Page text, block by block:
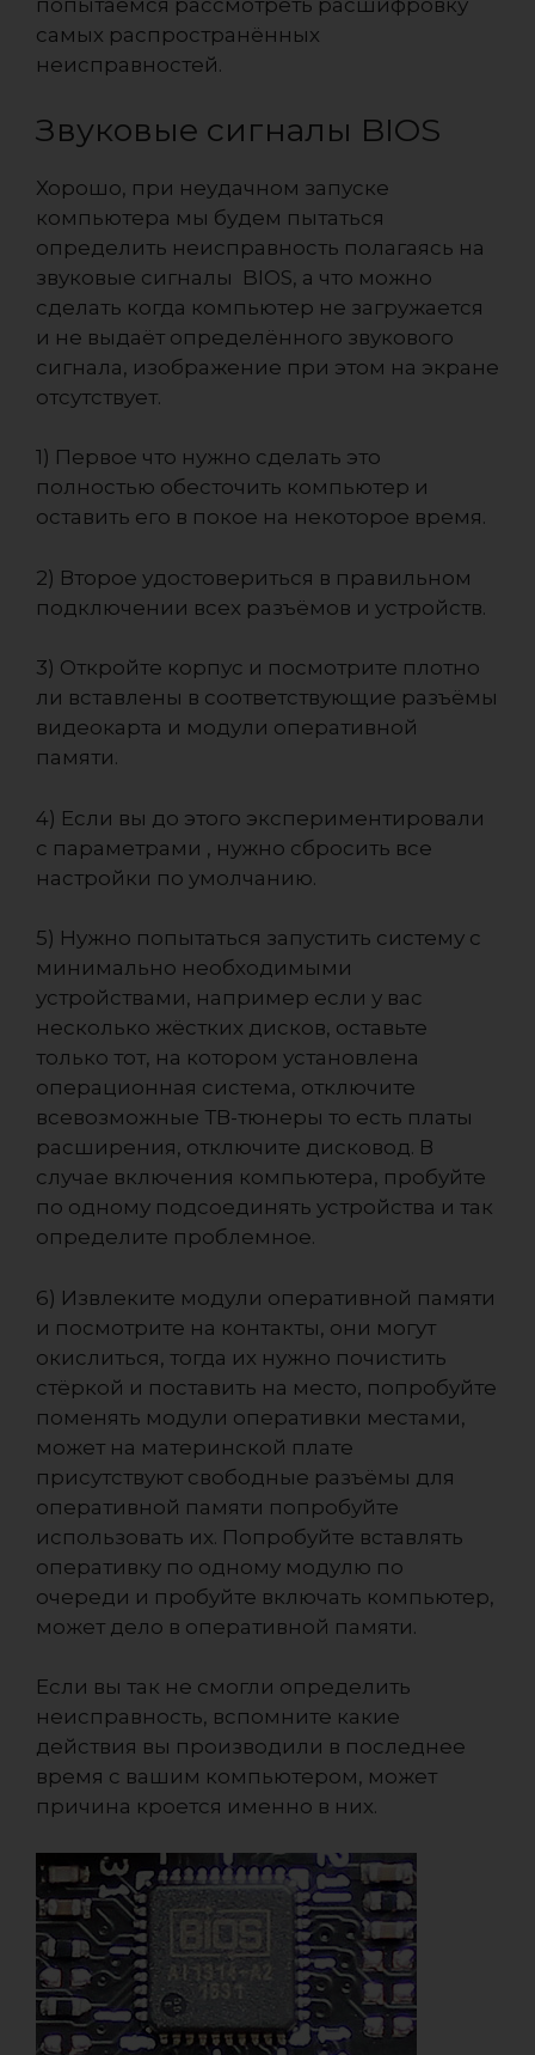
попытаемся рассмотреть расшифровку
самых распространённых
неисправностей.
Звуковые сигналы BIOS
Хорошо, при неудачном запуске
компьютера мы будем пытаться
определить неисправность полагаясь на
звуковые сигналы BIOS, а что можно
сделать когда компьютер не загружается
и не выдаёт определённого звукового
сигнала, изображение при этом на экране
отсутствует.
1) Первое что нужно сделать это
полностью обесточить компьютер и
оставить его в покое на некоторое время.
2) Второе удостовериться в правильном
подключении всех разъёмов и устройств.
3) Откройте корпус и посмотрите плотно
ли вставлены в соответствующие разъёмы
видеокарта и модули оперативной
памяти.
4) Если вы до этого экспериментировали
с параметрами , нужно сбросить все
настройки по умолчанию.
5) Нужно попытаться запустить систему с
минимально необходимыми
устройствами, например если у вас
несколько жёстких дисков, оставьте
только тот, на котором установлена
операционная система, отключите
всевозможные ТВ-тюнеры то есть платы
расширения, отключите дисковод. В
случае включения компьютера, пробуйте
по одному подсоединять устройства и так
определите проблемное.
6) Извлеките модули оперативной памяти
и посмотрите на контакты, они могут
окислиться, тогда их нужно почистить
стёркой и поставить на место, попробуйте
поменять модули оперативки местами,
может на материнской плате
присутствуют свободные разъёмы для
оперативной памяти попробуйте
использовать их. Попробуйте вставлять
оперативку по одному модулю по
очереди и пробуйте включать компьютер,
может дело в оперативной памяти.
Если вы так не смогли определить
неисправность, вспомните какие
действия вы производили в последнее
время с вашим компьютером, может
причина кроется именно в них.